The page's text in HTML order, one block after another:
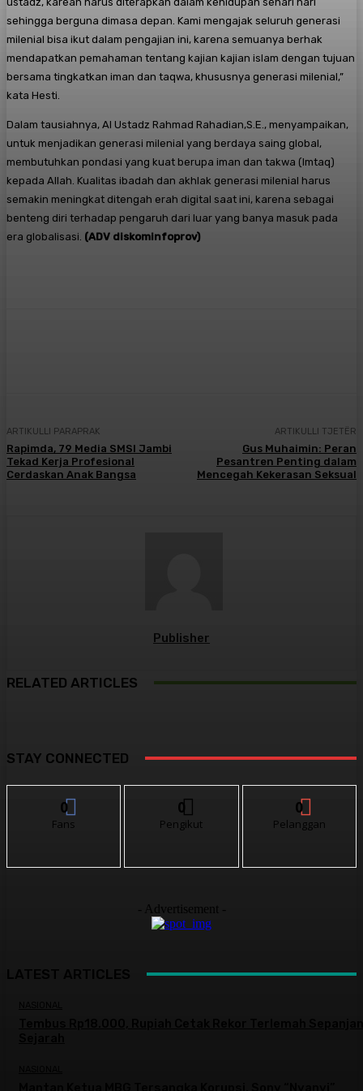
sehingga berguna dimasa depan. Kami mengajak seluruh generasi
milenial bisa ikut dalam pengajian ini, karena semuanya berhak
mendapatkan pemahaman tentang kajian kajian islam dengan tujuan
bersama tingkatkan iman dan taqwa, khususnya generasi milenial,”
kata Hesti.
Dalam tausiahnya, Al Ustadz Rahmad Rahadian,S.E., menyampaikan,
untuk menjadikan generasi milenial yang berdaya saing global,
membutuhkan pondasi yang kuat berupa iman dan takwa (Imtaq)
kepada Allah. Kualitas ibadah dan akhlak generasi milenial harus
semakin meningkat ditengah erah digital saat ini, karena sebagai
benteng diri terhadap pengaruh dari luar yang banya masuk pada
era globalisasi. (ADV diskominfoprov)
ARTIKULLI PARAPRAK
Rapimda, 79 Media SMSI Jambi
Tekad Kerja Profesional
Cerdaskan Anak Bangsa
ARTIKULLI TJETËR
Gus Muhaimin: Peran
Pesantren Penting dalam
Mencegah Kekerasan Seksual
Publisher
RELATED ARTICLES
STAY CONNECTED
0
Fans
0
Pengikut
0
Pelanggan
- Advertisement -